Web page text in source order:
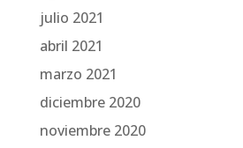
julio 2021
abril 2021
marzo 2021
diciembre 2020
noviembre 2020